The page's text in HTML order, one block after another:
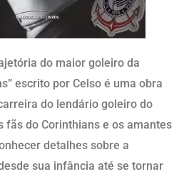
do maior goleiro da
escrito por Celso é uma obra
do lendário goleiro do
fãs do Corinthians e os amantes
detalhes sobre a
sua infância até se tornar